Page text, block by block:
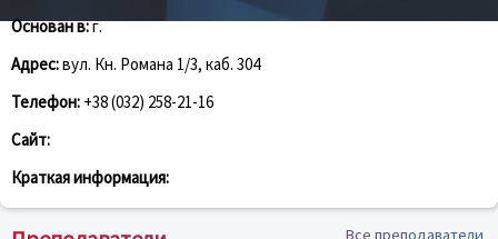
Основан в:г.
Адрес:вул. Кн. Романа 1/3, каб. 304
Телефон: +38 (032) 258-21-16
Сайт:
Краткая информация:
Все преподаватели